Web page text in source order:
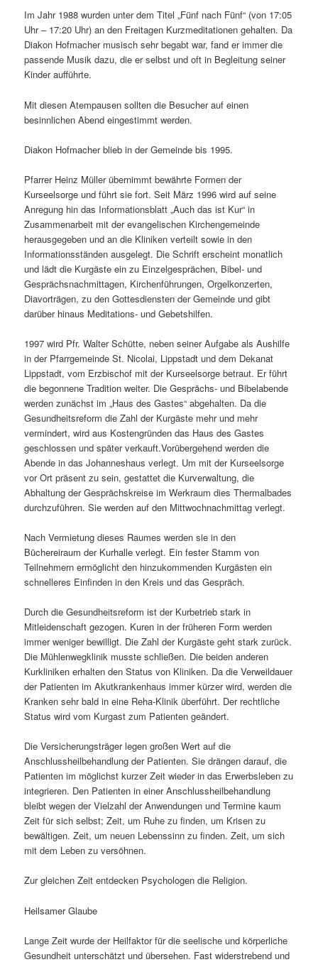
Im Jahr 1988 wurden unter dem Titel „Fünf nach Fünf“ (von 17:05
Uhr – 17:20 Uhr) an den Freitagen Kurzmeditationen gehalten. Da
Diakon Hofmacher musisch sehr begabt war, fand er immer die
passende Musik dazu, die er selbst und oft in Begleitung seiner
Kinder aufführte.
Mit diesen Atempausen sollten die Besucher auf einen
besinnlichen Abend eingestimmt werden.
Diakon Hofmacher blieb in der Gemeinde bis 1995.
Pfarrer Heinz Müller übernimmt bewährte Formen der
Kurseelsorge und führt sie fort. Seit März 1996 wird auf seine
Anregung hin das Informationsblatt „Auch das ist Kur“ in
Zusammenarbeit mit der evangelischen Kirchengemeinde
herausgegeben und an die Kliniken verteilt sowie in den
Informationsständen ausgelegt. Die Schrift erscheint monatlich
und lädt die Kurgäste ein zu Einzelgesprächen, Bibel- und
Gesprächsnachmittagen, Kirchenführungen, Orgelkonzerten,
Diavorträgen, zu den Gottesdiensten der Gemeinde und gibt
darüber hinaus Meditations- und Gebetshilfen.
1997 wird Pfr. Walter Schütte, neben seiner Aufgabe als Aushilfe
in der Pfarrgemeinde St. Nicolai, Lippstadt und dem Dekanat
Lippstadt, vom Erzbischof mit der Kurseelsorge betraut. Er führt
die begonnene Tradition weiter. Die Gesprächs- und Bibelabende
werden zunächst im „Haus des Gastes“ abgehalten. Da die
Gesundheitsreform die Zahl der Kurgäste mehr und mehr
vermindert, wird aus Kostengründen das Haus des Gastes
geschlossen und später verkauft.Vorübergehend werden die
Abende in das Johanneshaus verlegt. Um mit der Kurseelsorge
vor Ort präsent zu sein, gestattet die Kurverwaltung, die
Abhaltung der Gesprächskreise im Werkraum dies Thermalbades
durchzuführen. Sie werden auf den Mittwochnachmittag verlegt.
Nach Vermietung dieses Raumes werden sie in den
Büchereiraum der Kurhalle verlegt. Ein fester Stamm von
Teilnehmern ermöglicht den hinzukommenden Kurgästen ein
schnelleres Einfinden in den Kreis und das Gespräch.
Durch die Gesundheitsreform ist der Kurbetrieb stark in
Mitleidenschaft gezogen. Kuren in der früheren Form werden
immer weniger bewilligt. Die Zahl der Kurgäste geht stark zurück.
Die Mühlenwegklinik musste schließen. Die beiden anderen
Kurkliniken erhalten den Status von Kliniken. Da die Verweildauer
der Patienten im Akutkrankenhaus immer kürzer wird, werden die
Kranken sehr bald in eine Reha-Klinik überführt. Der rechtliche
Status wird vom Kurgast zum Patienten geändert.
Die Versicherungsträger legen großen Wert auf die
Anschlussheilbehandlung der Patienten. Sie drängen darauf, die
Patienten im möglichst kurzer Zeit wieder in das Erwerbsleben zu
integrieren. Den Patienten in einer Anschlussheilbehandlung
bleibt wegen der Vielzahl der Anwendungen und Termine kaum
Zeit für sich selbst; Zeit, um Ruhe zu finden, um Krisen zu
bewältigen. Zeit, um neuen Lebenssinn zu finden. Zeit, um sich
mit dem Leben zu versöhnen.
Zur gleichen Zeit entdecken Psychologen die Religion.
Heilsamer Glaube
Lange Zeit wurde der Heilfaktor für die seelische und körperliche
Gesundheit unterschätzt und übersehen. Fast widerstrebend und